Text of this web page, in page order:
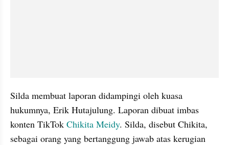
Silda membuat laporan didampingi oleh kuasa
hukumnya, Erik Hutajulung. Laporan dibuat imbas
konten TikTok Chikita Meidy. Silda, disebut Chikita,
sebagai orang yang bertanggung jawab atas kerugian